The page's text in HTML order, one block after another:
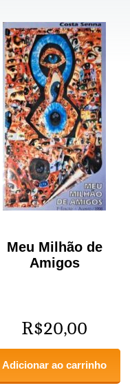
Meu Milhão de
Amigos
R$20,00
Adicionar ao carrinho